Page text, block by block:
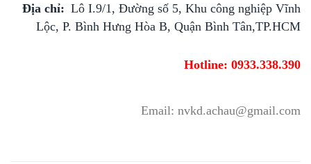
Địa chỉ: Lô I.9/1, Đường số 5, Khu công nghiệp Vĩnh
Lộc, P. Bình Hưng Hòa B, Quận Bình Tân,TP.HCM
Hotline: 0933.338.390
Email: nvkd.achau@gmail.com